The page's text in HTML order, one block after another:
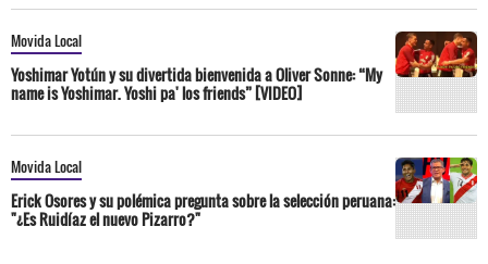
Movida Local
Yoshimar Yotún y su divertida bienvenida a Oliver Sonne: “My
name is Yoshimar. Yoshi pa' los friends” [VIDEO]
Movida Local
Erick Osores y su polémica pregunta sobre la selección peruana:
"¿Es Ruidíaz el nuevo Pizarro?"